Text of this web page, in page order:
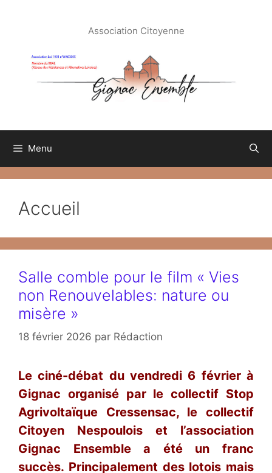
Association Citoyenne
Menu
Accueil
Salle comble pour le film « Vies
non Renouvelables: nature ou
misère »
18 février 2026 par Rédaction
Le ciné-débat du vendredi 6 février à
Gignac organisé par le collectif Stop
Agrivoltaïque Cressensac, le collectif
Citoyen Nespoulois et l’association
Gignac Ensemble a été un franc
succès. Principalement des lotois mais